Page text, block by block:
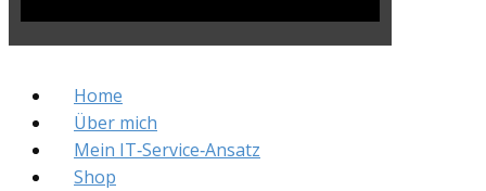
Home
Über mich
Mein IT‑Service‑Ansatz
Shop